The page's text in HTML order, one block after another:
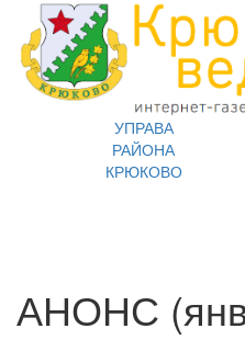
УПРАВА
РАЙОНА
КРЮКОВО
АНОНС